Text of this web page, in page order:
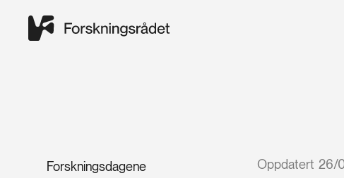
Forskningsdagene Oppdatert 26/